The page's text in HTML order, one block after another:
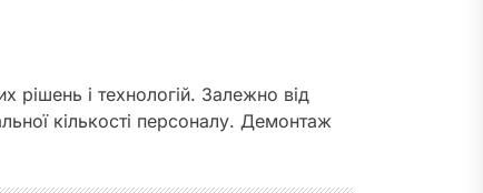
і технологій. Залежно від
кількості персоналу. Демонтаж